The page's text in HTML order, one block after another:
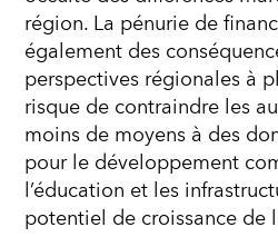
région. La pénurie de
également des
perspectives régionales à
risque de contraindre les
moins de moyens à des
pour le développement
l’éducation et les
potentiel de croissance de